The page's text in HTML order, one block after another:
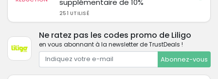
251 UTILISÉ
Ne ratez pas les codes promo de Liligo
en vous abonnant à la newsletter de TrustDeals !
Abonnez-vous